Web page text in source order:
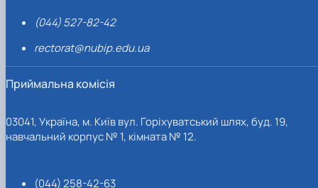
(044) 527-82-42
rectorat@nubip.edu.ua
Приймальна комісія
03041, Україна, м. Київ вул. Горіхуватський шлях, буд. 19,
навчальний корпус № 1, кімната № 12.
(044) 258-42-63